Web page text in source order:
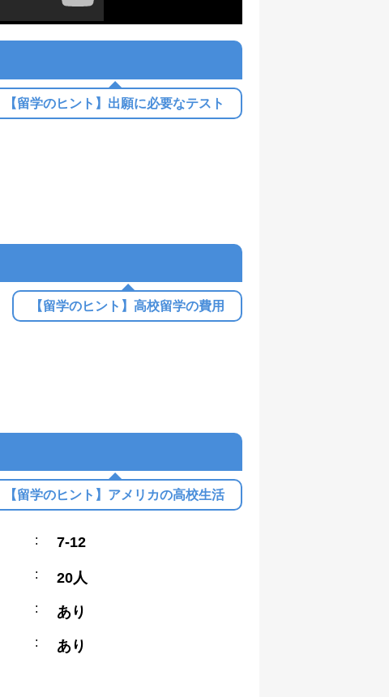
【留学のヒント】出願に必要なテスト
【留学のヒント】高校留学の費用
【留学のヒント】アメリカの高校生活
: 7-12
: 20人
: あり
: あり